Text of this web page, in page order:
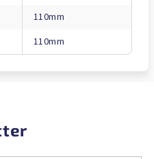
110mm
110mm